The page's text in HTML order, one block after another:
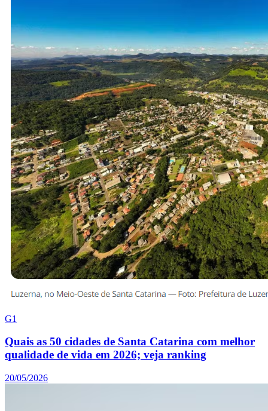
G1
Quais as 50 cidades de Santa Catarina com melhor
qualidade de vida em 2026; veja ranking
20/05/2026